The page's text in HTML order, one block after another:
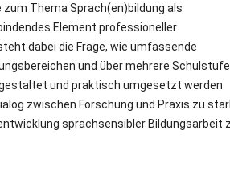
Thema Sprach(en)bildung als
Element professioneller
dabei die Frage, wie umfassende
und über mehrere
und praktisch umgesetzt werden
zwischen Forschung und Praxis zu
sprachsensibler Bildungsarbeit